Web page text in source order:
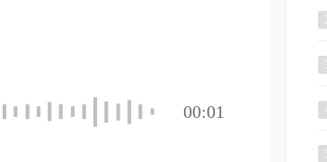
00:01
3